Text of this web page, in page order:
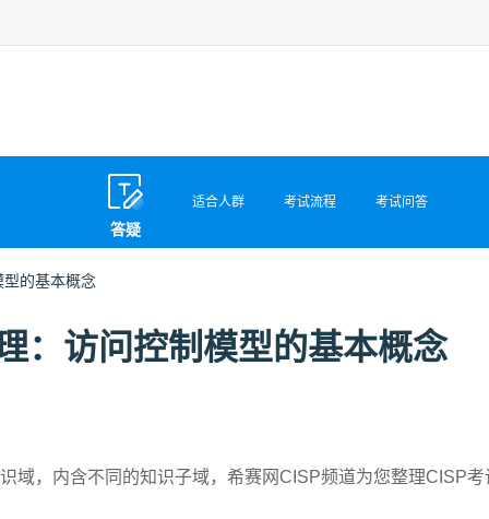
答疑
适合人群 考试流程 考试问答
的基本概念
：访问控制模型的基本概念
域，内含不同的知识子域，希赛网CISP频道为您整理CISP考